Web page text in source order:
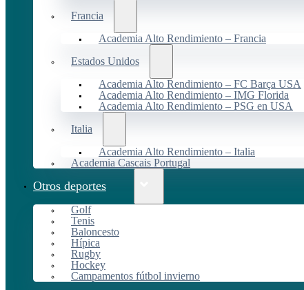
Francia
Academia Alto Rendimiento – Francia
Estados Unidos
Academia Alto Rendimiento – FC Barça USA
Academia Alto Rendimiento – IMG Florida
Academia Alto Rendimiento – PSG en USA
Italia
Academia Alto Rendimiento – Italia
Academia Cascais Portugal
Otros deportes
Golf
Tenis
Baloncesto
Hípica
Rugby
Hockey
Campamentos fútbol invierno